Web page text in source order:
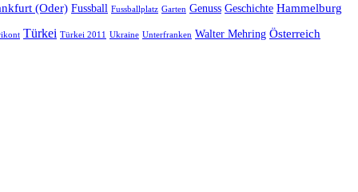
(Oder) Fussball Fussballplatz Garten Genuss Geschichte Hammelburg
Türkei Türkei 2011 Ukraine Unterfranken Walter Mehring Österreich